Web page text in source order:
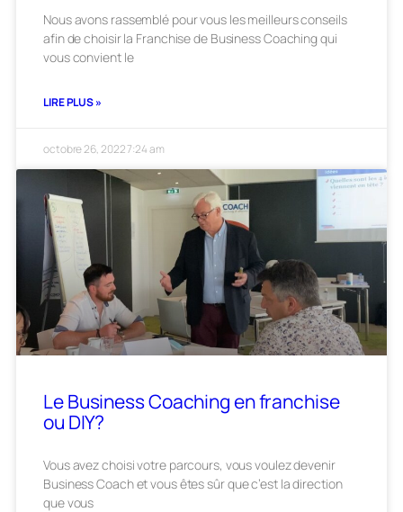
Nous avons rassemblé pour vous les meilleurs conseils
afin de choisir la Franchise de Business Coaching qui
vous convient le
LIRE PLUS »
octobre 26, 20227:24 am
Le Business Coaching en franchise
ou DIY?
Vous avez choisi votre parcours, vous voulez devenir
Business Coach et vous êtes sûr que c’est la direction
que vous